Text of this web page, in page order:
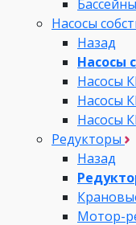
Насосы
Назад
Насосы
Насосы
Насосы
Насосы
Редукторы
Назад
Мотор-